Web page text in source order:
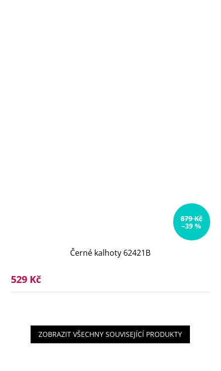
879 Kč
–39 %
Černé kalhoty 62421B
529 Kč
ZOBRAZIT VŠECHNY SOUVISEJÍCÍ PRODUKTY